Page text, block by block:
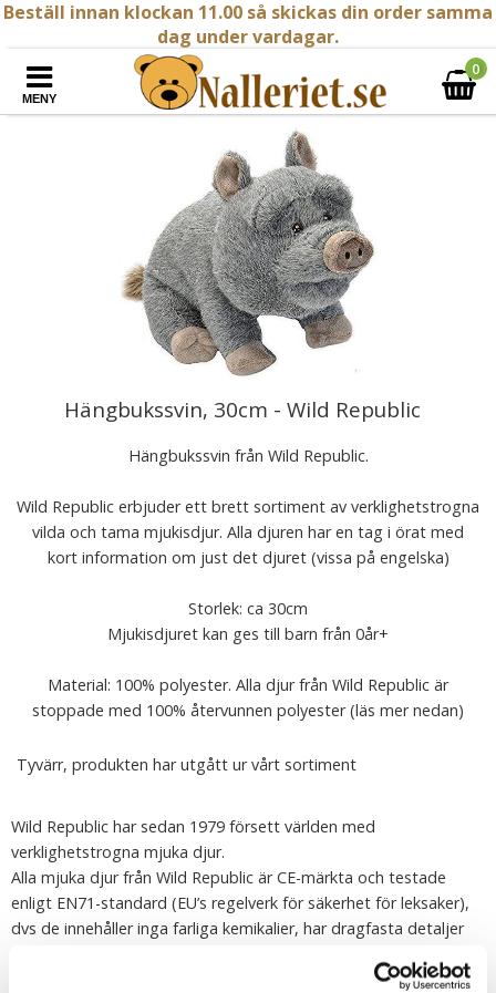
Beställ innan klockan 11.00 så skickas din order samma
dag under vardagar.
MENY
0
Hängbukssvin, 30cm - Wild Republic
Hängbukssvin från Wild Republic.
Wild Republic erbjuder ett brett sortiment av verklighetstrogna
vilda och tama mjukisdjur. Alla djuren har en tag i örat med
kort information om just det djuret (vissa på engelska)
Storlek: ca 30cm
Mjukisdjuret kan ges till barn från 0år+
Material: 100% polyester. Alla djur från Wild Republic är
stoppade med 100% återvunnen polyester (läs mer nedan)
Tyvärr, produkten har utgått ur vårt sortiment
Wild Republic har sedan 1979 försett världen med
verklighetstrogna mjuka djur.
Alla mjuka djur från Wild Republic är CE-märkta och testade
enligt EN71-standard (EU’s regelverk för säkerhet för leksaker),
dvs de innehåller inga farliga kemikalier, har dragfasta detaljer
Djuren är stoppade med 100% återvunnen polyester framtagen